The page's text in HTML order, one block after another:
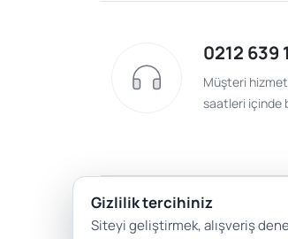
0212 639
Müşteri
saatleri içinde
Gizlilik tercihiniz
Siteyi geliştirmek, alışveriş